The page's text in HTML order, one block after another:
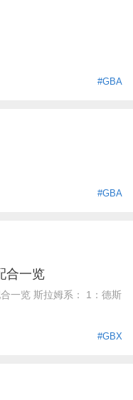
#GBA
#GBA
合一览
一览 斯拉姆系： 1：德斯
#GBX